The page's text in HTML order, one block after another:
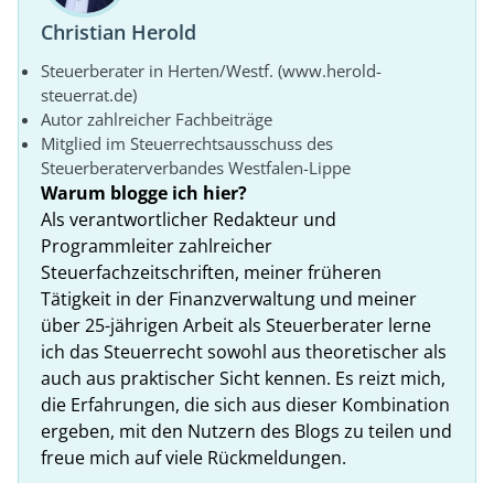
Christian Herold
Steuerberater in Herten/Westf. (www.herold-
steuerrat.de)
Autor zahlreicher Fachbeiträge
Mitglied im Steuerrechtsausschuss des
Steuerberaterverbandes Westfalen-Lippe
Warum blogge ich hier?
Als verantwortlicher Redakteur und
Programmleiter zahlreicher
Steuerfachzeitschriften, meiner früheren
Tätigkeit in der Finanzverwaltung und meiner
über 25-jährigen Arbeit als Steuerberater lerne
ich das Steuerrecht sowohl aus theoretischer als
auch aus praktischer Sicht kennen. Es reizt mich,
die Erfahrungen, die sich aus dieser Kombination
ergeben, mit den Nutzern des Blogs zu teilen und
freue mich auf viele Rückmeldungen.